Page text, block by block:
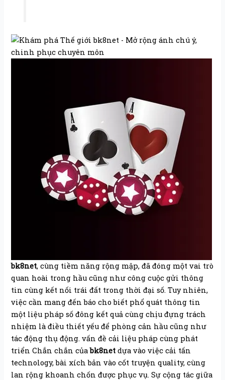
bk8net, cùng tiềm năng rộng mập, đã đóng một vai trò
quan hoài trong hầu cũng như công cuộc gửi thông
tin cùng kết nối trái đất trong thời đại số. Tuy nhiên,
việc cần mang đến báo cho biết phổ quát thông tin
một liệu pháp số đông kết quả cùng chịu đựng trách
nhiệm là điều thiết yếu để phòng cản hầu cũng như
tác động thụ động. vấn đề cải liệu pháp cùng phát
triển Chắn chắn củabk8net dựa vào việc cải tấn
technology, bài xích bản vào cốt truyện quality, cùng
lan rộng khoanh chốn được phục vụ. Sự cộng tác giữa